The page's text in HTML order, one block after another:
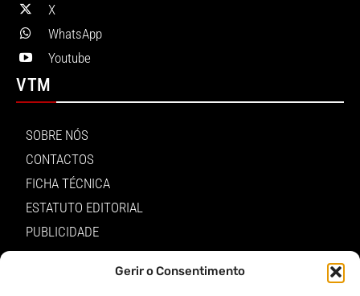
Gerir o Consentimento
X
WhatsApp
Youtube
VTM
SOBRE NÓS
CONTACTOS
FICHA TÉCNICA
ESTATUTO EDITORIAL
PUBLICIDADE
LOJA